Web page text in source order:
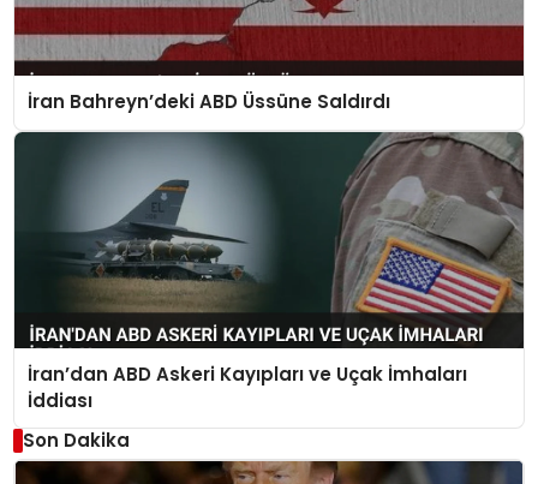
İran Bahreyn’deki ABD Üssüne Saldırdı
İran’dan ABD Askeri Kayıpları ve Uçak İmhaları
İddiası
Son Dakika